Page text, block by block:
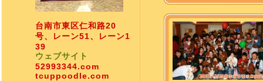
台南市東区仁和路20
号、レーン51、レーン1
39
ウェブサイト
52993344.com
tcuppoodle.com